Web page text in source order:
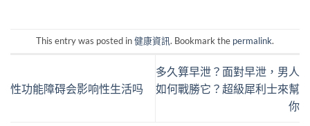
This entry was posted in健康資訊. Bookmark the permalink.
性功能障碍会影响性生活吗
多久算早泄？面對早泄，男人
如何戰勝它？超級犀利士來幫
你